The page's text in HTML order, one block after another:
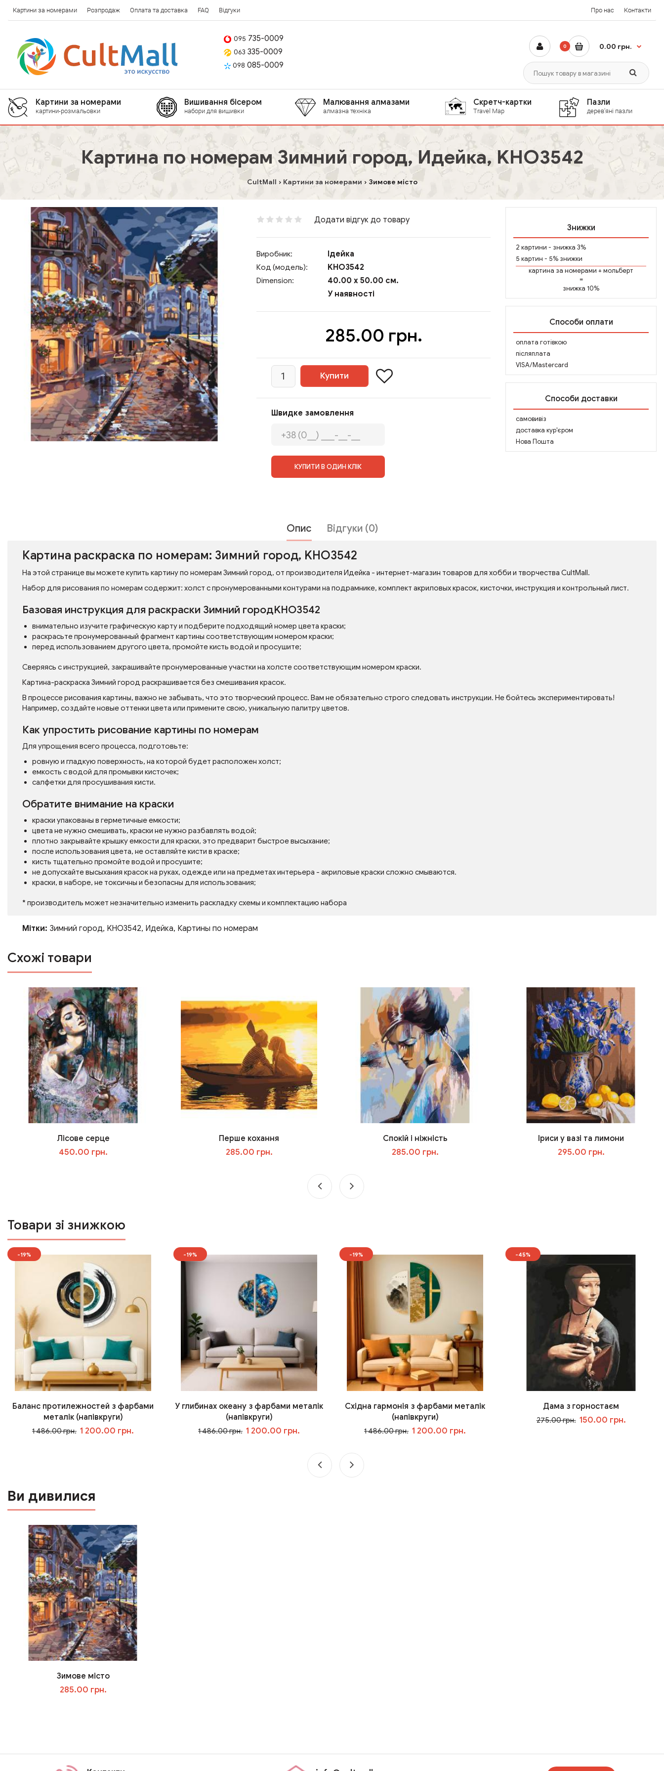
Картини за номерами Розпродаж Оплата та доставка FAQ Відгуки Про нас Контакти
095 735-0009
063 335-0009
098 085-0009
0 0.00 грн.
Картини за номерами
картини-розмальовки
Вишивання бісером
набори для вишивки
Малювання алмазами
алмазна техніка
Скретч-картки
Travel Map
Пазли
дерев'яні пазли
Картина по номерам Зимний город, Идейка, KHO3542
CultMall Картини за номерами Зимове місто
Додати відгук до товару
Виробник: Ідейка
Код (модель): KHO3542
Dimension:
40.00 x 50.00 см.
У наявності
285.00 грн.
Швидке замовлення
КУПИТИ В ОДИН КЛІК
Знижки
2 картини - знижка 3%
5 картин - 5% знижки
картина за номерами +мольберт
=
знижка 10%
Способи оплати
оплата готівкою
післяплата
VISA/Mastercard
Способи доставки
самовивіз
доставка кур'єром
Нова Пошта
Опис Відгуки (0)
Картина раскраска по номерам: Зимний город, KHO3542
На этой странице вы можете купить картину по номерам Зимний город, от производителя Идейка - интернет-магазин товаров для хобби и творчества CultMall.
Набор для рисования по номерам содержит: холст с пронумерованными контурами на подрамнике, комплект акриловых красок, кисточки, инструкция и контрольный лист.
Базовая инструкция для раскраски Зимний городKHO3542
внимательно изучите графическую карту и подберите подходящий номер цвета краски;
раскрасьте пронумерованный фрагмент картины соответствующим номером краски;
перед использованием другого цвета, промойте кисть водой и просушите;
Сверяясь с инструкцией, закрашивайте пронумерованные участки на холсте соответствующим номером краски.
Картина-раскраска Зимний город раскрашивается без смешивания красок.
В процессе рисования картины, важно не забывать, что это творческий процесс. Вам не обязательно строго следовать инструкции. Не бойтесь экспериментировать!
Например, создайте новые оттенки цвета или примените свою, уникальную палитру цветов.
Как упростить рисование картины по номерам
Для упрощения всего процесса, подготовьте:
ровную и гладкую поверхность, на которой будет расположен холст;
емкость с водой для промывки кисточек;
салфетки для просушивания кисти.
Обратите внимание на краски
краски упакованы в герметичные емкости;
цвета не нужно смешивать, краски не нужно разбавлять водой;
плотно закрывайте крышку емкости для краски, это предварит быстрое высыхание;
после использования цвета, не оставляйте кисти в краске;
кисть тщательно промойте водой и просушите;
не допускайте высыхания красок на руках, одежде или на предметах интерьера - акриловые краски сложно смываются.
краски, в наборе, не токсичны и безопасны для использования;
* производитель может незначительно изменить раскладку схемы и комплектацию набора
Мітки: Зимний город, KHO3542, Идейка, Картины по номерам
Схожі товари
Лісове серце
450.00 грн.
Перше кохання
285.00 грн.
Спокій і ніжність
285.00 грн.
Іриси у вазі та лимони
295.00 грн.
Товари зі знижкою
-19%
Баланс протилежностей з фарбами
металік (напівкруги)
1 486.00 грн. 1 200.00 грн.
-19%
У глибинах океану з фарбами металік
(напівкруги)
1 486.00 грн. 1 200.00 грн.
-19%
Східна гармонія з фарбами металік
(напівкруги)
1 486.00 грн. 1 200.00 грн.
-45%
Дама з горностаєм
275.00 грн. 150.00 грн.
Ви дивилися
Зимове місто
285.00 грн.